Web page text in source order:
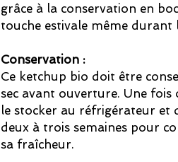
grâce à la conservation en
touche estivale même durant
Conservation :
Ce ketchup bio doit être
sec avant ouverture. Une
le stocker au réfrigérateur et
deux à trois semaines pour
sa fraîcheur.